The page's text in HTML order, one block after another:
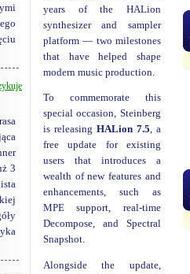
years of the HALion
synthesizer and sampler
platform — two milestones
that have helped shape
modern music production.
To commemorate this
special occasion, Steinberg
is releasing HALion 7.5, a
free update for existing
users that introduces a
wealth of new features and
enhancements, such as
MPE support, real-time
Decompose, and Spectral
Snapshot.
Alongside the update,
3